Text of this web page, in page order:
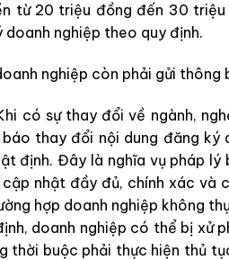
từ 20 triệu đồng đến 30
doanh nghiệp theo quy định.
nghiệp còn phải gửi
có sự thay đổi về ngành,
thay đổi nội dung đăng ký
định. Đây là nghĩa vụ pháp
nhật đầy đủ, chính xác và
hợp doanh nghiệp không
doanh nghiệp có thể bị xử
thời buộc phải thực hiện thủ